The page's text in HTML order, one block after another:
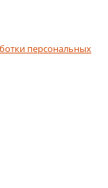
персональных